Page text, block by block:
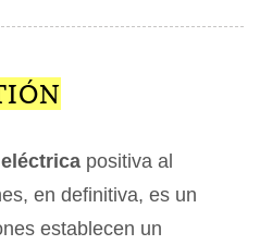
positiva al
en definitiva, es un
establecen un